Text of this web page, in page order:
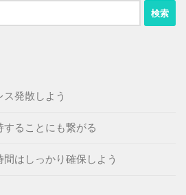
発散しよう
ることにも繋がる
はしっかり確保しよう